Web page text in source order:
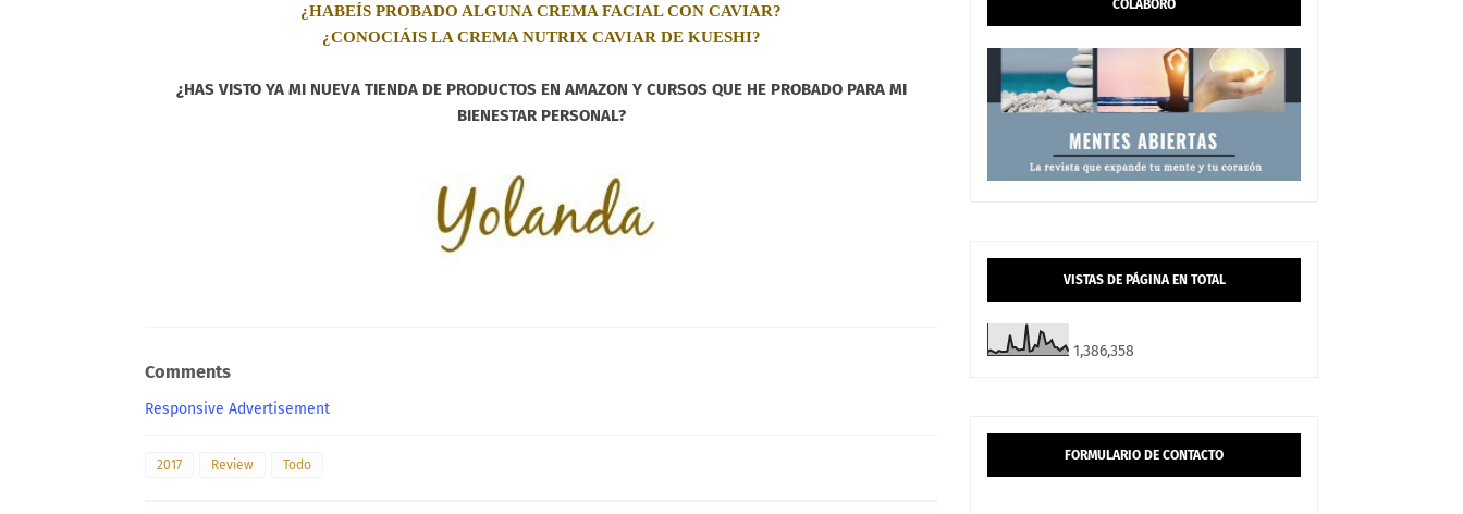
¿HABEÍS PROBADO ALGUNA CREMA FACIAL CON CAVIAR?
¿CONOCIÁIS LA CREMA NUTRIX CAVIAR DE KUESHI?
¿HAS VISTO YA MI NUEVA TIENDA DE PRODUCTOS EN AMAZON Y CURSOS QUE HE PROBADO PARA MI
BIENESTAR PERSONAL?
Comments
Responsive Advertisement
2017 Review Todo
COLABORO
VISTAS DE PÁGINA EN TOTAL
1,386,358
FORMULARIO DE CONTACTO